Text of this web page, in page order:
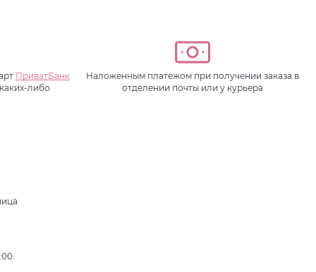
ПриватБанк
либо
Наложенным платежом при получении заказа в
отделении почты или у курьера